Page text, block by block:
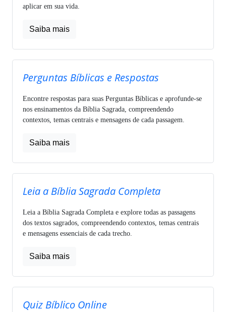
aplicar em sua vida.
Saiba mais
Perguntas Bíblicas e Respostas
Encontre respostas para suas Perguntas Bíblicas e aprofunde-se
nos ensinamentos da Bíblia Sagrada, compreendendo
contextos, temas centrais e mensagens de cada passagem.
Saiba mais
Leia a Bíblia Sagrada Completa
Leia a Bíblia Sagrada Completa e explore todas as passagens
dos textos sagrados, compreendendo contextos, temas centrais
e mensagens essenciais de cada trecho.
Saiba mais
Quiz Bíblico Online